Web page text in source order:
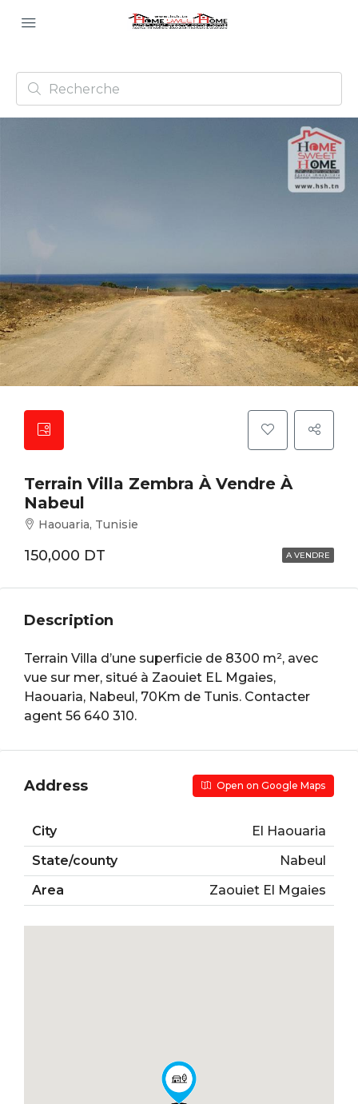
Terrain Villa Zembra À Vendre À
Nabeul
Haouaria, Tunisie
150,000 DT A VENDRE
Description
Terrain Villa d’une superficie de 8300 m², avec
vue sur mer, situé à Zaouiet EL Mgaies,
Haouaria, Nabeul, 70Km de Tunis. Contacter
agent 56 640 310.
Address Open on Google Maps
City
El Haouaria
State/county
Nabeul
Area
Zaouiet El Mgaies